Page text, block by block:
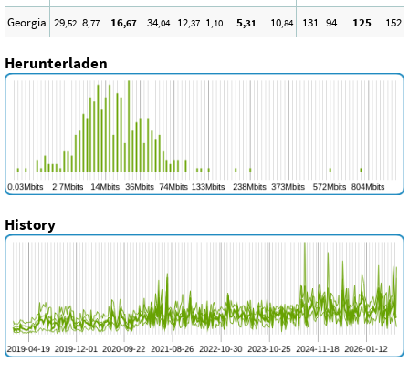
Georgia 29,52 8,77 16,67 34,04 12,37 1,10 5,31 10,84 131 94 125 152
Herunterladen
History